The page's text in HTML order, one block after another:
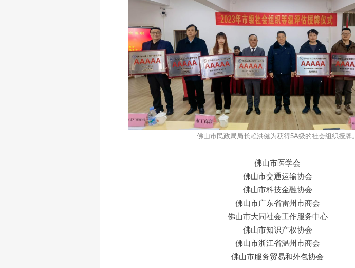
佛山市民政局局长赖洪健为获得5A级的社会组织授牌。
佛山市医学会
佛山市交通运输协会
佛山市科技金融协会
佛山市广东省雷州市商会
佛山市大同社会工作服务中心
佛山市知识产权协会
佛山市浙江省温州市商会
佛山市服务贸易和外包协会